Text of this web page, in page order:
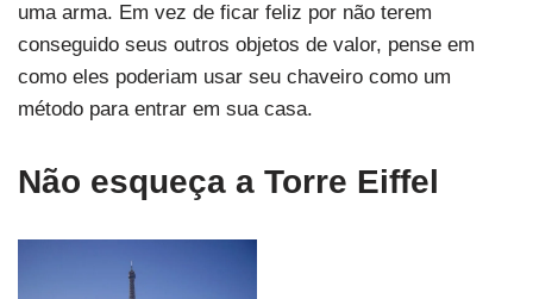
uma arma. Em vez de ficar feliz por não terem
conseguido seus outros objetos de valor, pense em
como eles poderiam usar seu chaveiro como um
método para entrar em sua casa.
Não esqueça a Torre Eiffel